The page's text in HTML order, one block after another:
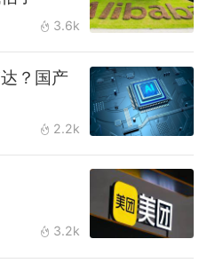
3.6k
？国产
2.2k
3.2k